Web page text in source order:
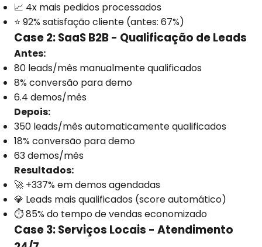
📈 4x mais pedidos processados
⭐ 92% satisfação cliente (antes: 67%)
Case 2: SaaS B2B - Qualificação de Leads
Antes:
80 leads/mês manualmente qualificados
8% conversão para demo
6.4 demos/mês
Depois:
350 leads/mês automaticamente qualificados
18% conversão para demo
63 demos/mês
Resultados:
🚀 +337% em demos agendadas
💎 Leads mais qualificados (score automático)
⏱️ 85% do tempo de vendas economizado
Case 3: Serviços Locais - Atendimento